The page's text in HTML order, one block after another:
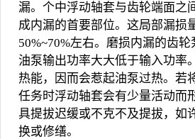
漏。个中浮动轴套与齿轮端面之
成内漏的首要部位。这局部漏损
50%~70%左右。磨损内漏的齿轮
油泵输出功率大大低于输入功率
热能，因而会惹起油泵过热。若
任务时浮动轴套会有少量活动而
具提拔迟缓或不克不及提拔，如
换或修缮。